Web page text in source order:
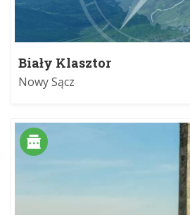
Biały Klasztor
Nowy Sącz